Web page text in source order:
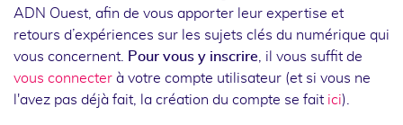
ADN Ouest, afin de vous apporter leur expertise et
retours d’expériences sur les sujets clés du numérique qui
vous concernent.
Pour vous y inscrire , il vous suffit de
vous connecter à votre compte utilisateur (et si vous ne
l'avez pas déjà fait, la création du compte se fait ici).